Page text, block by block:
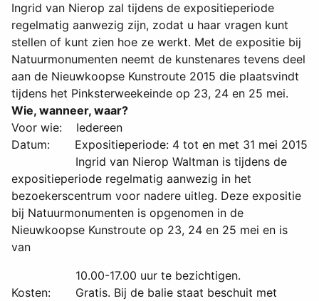
Ingrid van Nierop zal tijdens de expositieperiode
regelmatig aanwezig zijn, zodat u haar vragen kunt
stellen of kunt zien hoe ze werkt. Met de expositie bij
Natuurmonumenten neemt de kunstenares tevens deel
aan de Nieuwkoopse Kunstroute 2015 die plaatsvindt
tijdens het Pinksterweekeinde op 23, 24 en 25 mei.
Wie, wanneer, waar?
Voor wie: Iedereen
Datum: Expositieperiode: 4 tot en met 31 mei 2015
Ingrid van Nierop Waltman is tijdens de
expositieperiode regelmatig aanwezig in het
bezoekerscentrum voor nadere uitleg. Deze expositie
bij Natuurmonumenten is opgenomen in de
Nieuwkoopse Kunstroute op 23, 24 en 25 mei en is
van
10.00-17.00 uur te bezichtigen.
Kosten: Gratis. Bij de balie staat beschuit met